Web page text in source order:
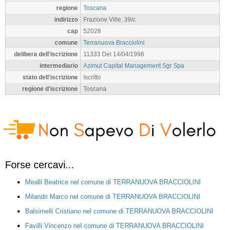
regione
Toscana
indirizzo
Frazione Ville, 39/c
cap
52028
comune
Terranuova Bracciolini
delibera dell'iscrizione
11333 Del 14/04/1998
intermediario
Azimut Capital Management Sgr Spa
stato dell'iscrizione
Iscritto
regione d'iscrizione
Toscana
Forse cercavi...
Mealli Beatrice nel comune di TERRANUOVA BRACCIOLINI
Milandri Marco nel comune di TERRANUOVA BRACCIOLINI
Balsimelli Cristiano nel comune di TERRANUOVA BRACCIOLINI
Favilli Vincenzo nel comune di TERRANUOVA BRACCIOLINI